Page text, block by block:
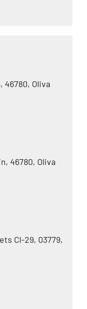
46780, Oliva
46780, Oliva
Cl-29, 03779,